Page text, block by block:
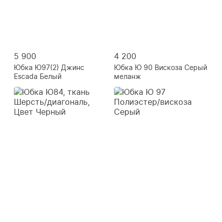
5 900
Юбка Ю97(2) Джинс
Escada Белый
4 200
Юбка Ю 90 Вискоза Серый
меланж